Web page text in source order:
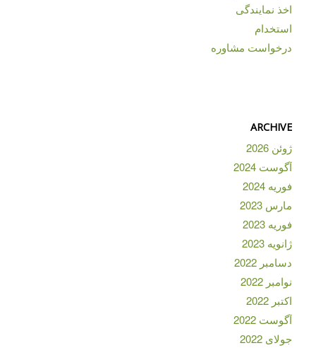
اخذ نمایندگی
استخدام
درخواست مشاوره
ARCHIVE
ژوئن 2026
آگوست 2024
فوریه 2024
مارس 2023
فوریه 2023
ژانویه 2023
دسامبر 2022
نوامبر 2022
اکتبر 2022
آگوست 2022
جولای 2022